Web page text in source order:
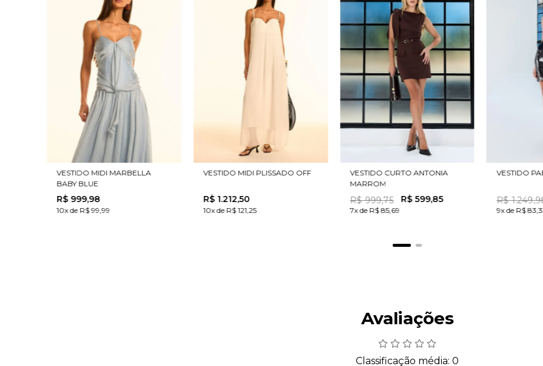
VESTIDO MIDI MARBELLA
BABY BLUE
R$ 999,98
10x de R$ 99,99
VESTIDO MIDI PLISSADO OFF
R$ 1.212,50
10x de R$ 121,25
VESTIDO CURTO ANTONIA
MARROM
R$ 999,75 R$ 599,85
7x de R$ 85,69
VESTIDO
R$ 1.249,
9x de R$
Avaliações
Classificação média: 0